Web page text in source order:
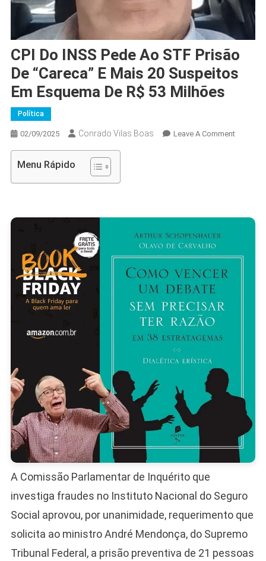
CPI Do INSS Pede Ao STF Prisão
De “Careca” E Mais 20 Suspeitos
Em Esquema De R$ 53 Milhões
Política
02/09/2025 Conrado Vilas Boas Leave A CommentOn
STF
“Careca”
Milhões
Menu Rápido
A Comissão Parlamentar de Inquérito que
investiga fraudes no Instituto Nacional do Seguro
Social aprovou, por unanimidade, requerimento que
solicita ao ministro André Mendonça, do Supremo
Tribunal Federal, a prisão preventiva de 21 pessoas